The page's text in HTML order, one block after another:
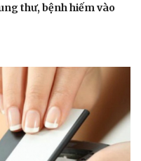
thư, bệnh hiếm vào